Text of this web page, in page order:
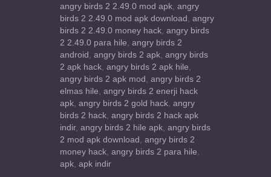
angry birds 2 2.49.0 mod apk, angry
birds 2 2.49.0 mod apk download , angry
birds 2 2.49.0 money hack, angry birds
2 2.49.0 para hile, angry birds 2
android , angry birds 2 apk, angry birds
2 apk hack, angry birds 2 apk hile,
angry birds 2 apk mod , angry birds 2
elmas hile, angry birds 2 enerji hack
apk, angry birds 2 gold hack, angry
birds 2 hack, angry birds 2 hack apk
indir, angry birds 2 hile apk, angry birds
2 mod apk download , angry birds 2
money hack, angry birds 2 para hile,
apk, apk indir